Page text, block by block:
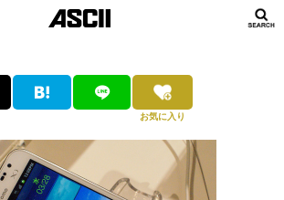
お気に入り